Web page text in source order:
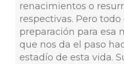
renacimientos o
respectivas. Pero todo
preparación para esa
que nos da el paso
estadío de esta vida.